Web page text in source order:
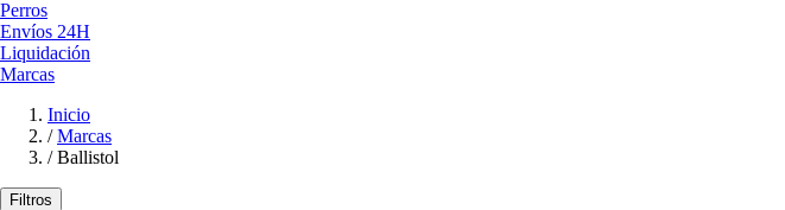
Perros
Envíos 24H
Liquidación
Marcas
Inicio
/ Marcas
/ Ballistol
Filtros